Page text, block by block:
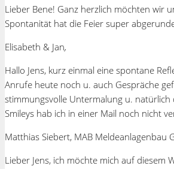
Lieber Bene! Ganz herzlich möchten wir
Spontanität hat die Feier super
Elisabeth & Jan,
Hallo Jens, kurz einmal eine spontane
Anrufe heute noch u. auch Gespräche
stimmungsvolle Untermalung u. natürlich
Smileys hab ich in einer Mail noch nicht
Matthias Siebert, MAB Meldeanlagenbau
Lieber Jens, ich möchte mich auf